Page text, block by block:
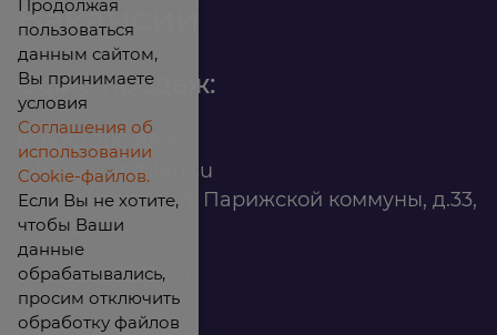
Вакансии
Офис продаж:
infomarket@ilan.su
г. Красноярск, ул. Парижской коммуны, д.33,
помещ. 302
ИНН: 2465263327
Продолжая
пользоваться
данным сайтом,
Вы принимаете
условия
Соглашения об
использовании
Cookie-файлов.
Если Вы не хотите,
чтобы Ваши
данные
обрабатывались,
просим отключить
обработку файлов